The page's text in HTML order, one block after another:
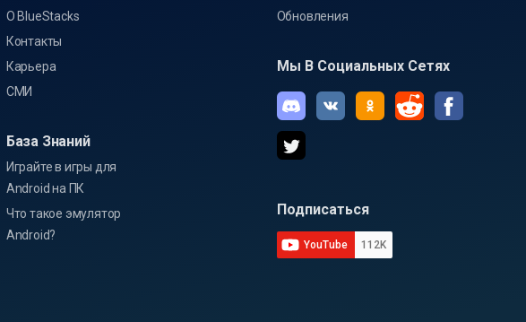
О BlueStacks
Контакты
Карьера
СМИ
База Знаний
Играйте в игры для
Android на ПК
Что такое эмулятор
Android?
Обновления
Мы В Социальных Сетях
Подписаться
YouTube 112K